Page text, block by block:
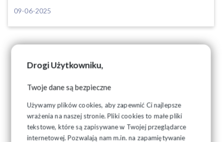
Drogi Użytkowniku,
Twoje dane są bezpieczne
Używamy plików cookies, aby zapewnić Ci najlepsze
wrażenia na naszej stronie. Pliki cookies to małe pliki
tekstowe, które są zapisywane w Twojej przeglądarce
internetowej. Pozwalają nam m.in. na zapamiętywanie
09-06-2025